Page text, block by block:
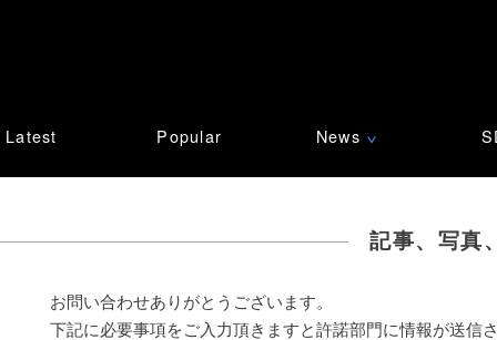
Latest Popular News ∨
記事、写真
お問い合わせありがとうございます。
下記に必要事項をご入力頂きますと許諾部門に情報が送信